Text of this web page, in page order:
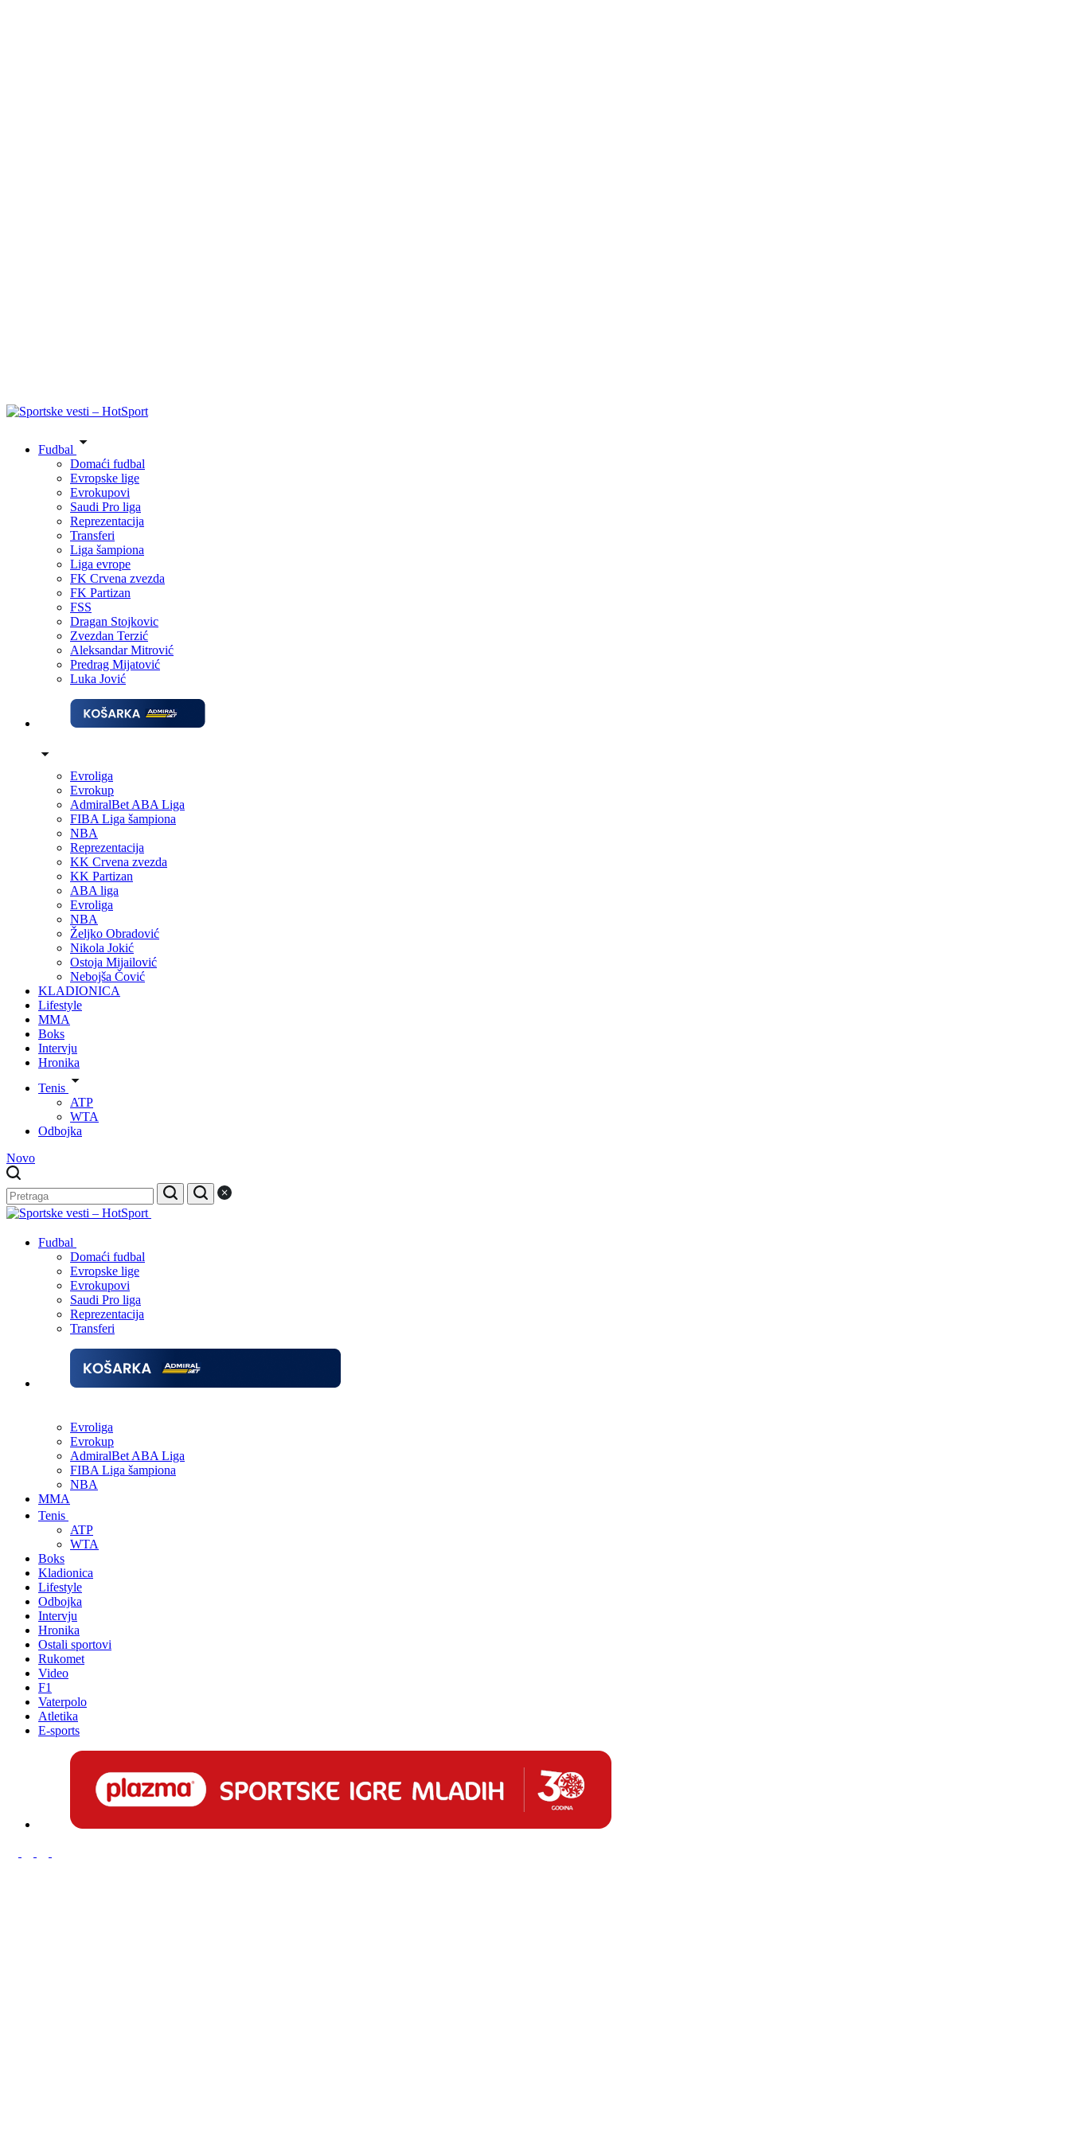
Fudbal
Domaći fudbal
Evropske lige
Evrokupovi
Saudi Pro liga
Reprezentacija
Transferi
Liga šampiona
Liga evrope
FK Crvena zvezda
FK Partizan
FSS
Dragan Stojkovic
Zvezdan Terzić
Aleksandar Mitrović
Predrag Mijatović
Luka Jović
Evroliga
Evrokup
AdmiralBet ABA Liga
FIBA Liga šampiona
NBA
Reprezentacija
KK Crvena zvezda
KK Partizan
ABA liga
Evroliga
NBA
Željko Obradović
Nikola Jokić
Ostoja Mijailović
Nebojša Čović
KLADIONICA
Lifestyle
MMA
Boks
Intervju
Hronika
Tenis
ATP
WTA
Odbojka
Novo
Fudbal
Domaći fudbal
Evropske lige
Evrokupovi
Saudi Pro liga
Reprezentacija
Transferi
Evroliga
Evrokup
AdmiralBet ABA Liga
FIBA Liga šampiona
NBA
MMA
Tenis
ATP
WTA
Boks
Kladionica
Lifestyle
Odbojka
Intervju
Hronika
Ostali sportovi
Rukomet
Video
F1
Vaterpolo
Atletika
E-sports